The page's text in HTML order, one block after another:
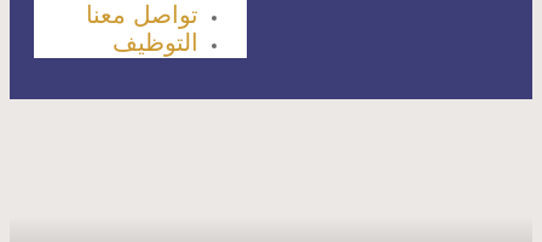
تواصل معنا
التوظيف